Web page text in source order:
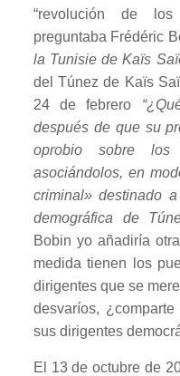
“revolución de
preguntaba Frédéric
la Tunisie de Kaïs
del Túnez de Kaïs
24 de febrero “
después de que su
oprobio sobre los
asociándolos, en
criminal» destinado
demográfica de
Bobin yo añadiría
medida tienen los
dirigentes que se
desvaríos,
sus dirigentes
El 13 de octubre de